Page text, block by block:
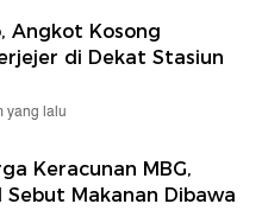
Angkot Kosong
di Dekat Stasiun
yang lalu
Keracunan MBG,
Sebut Makanan Dibawa